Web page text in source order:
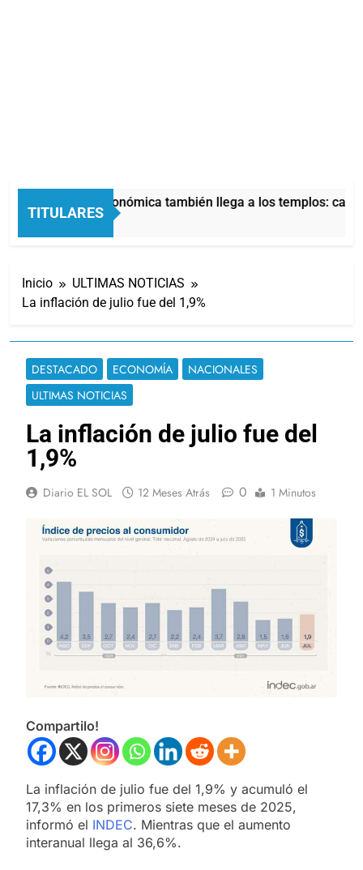
TITULARES
La crisis económica también llega a los templos: casi
10 Horas Atrás
Inicio
ULTIMAS NOTICIAS
La inflación de julio fue del 1,9%
DESTACADO ECONOMÍA
NACIONALES
ULTIMAS NOTICIAS
La inflación de julio fue del
1,9%
Diario EL SOL 12 Meses Atrás 0 1 Minutos
Compartilo!
La inflación de julio fue del 1,9% y acumuló el
17,3% en los primeros siete meses de 2025,
informó el INDEC. Mientras que el aumento
interanual llega al 36,6%.